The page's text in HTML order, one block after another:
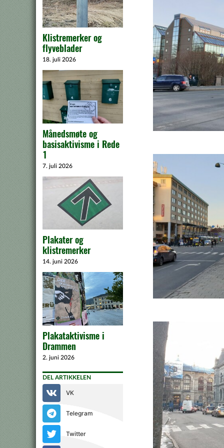
Klistremerker og
flyveblader
18. juli 2026
Månedsmøte og
basisaktivisme i Rede
1
7. juli 2026
Plakater og
klistremerker
14. juni 2026
Plakataktivisme i
Drammen
2. juni 2026
DEL ARTIKKELEN
VK
Telegram
Twitter